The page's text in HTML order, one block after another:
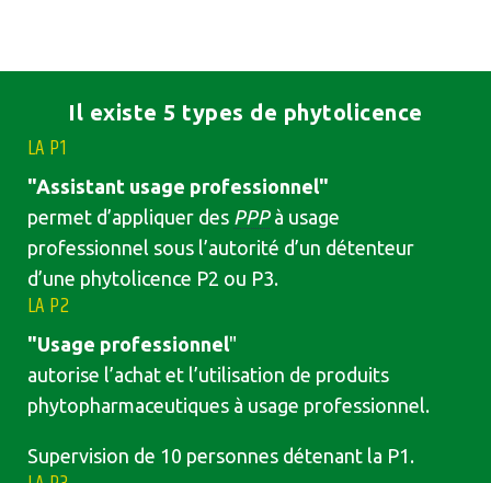
Il existe 5 types de phytolicence
LA P1
"Assistant usage professionnel"
permet d’appliquer des PPPà usage
professionnel sous l’autorité d’un détenteur
d’une phytolicence P2 ou P3.
LA P2
"Usage professionnel"
autorise l’achat et l’utilisation de produits
phytopharmaceutiques à usage professionnel.
Supervision de 10 personnes détenant la P1.